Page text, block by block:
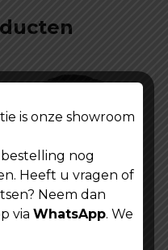
Fiets E-step
codeslot cijferslot
is onze showroom
nog
Heeft u vragen of
Neem dan
via WhatsApp. We